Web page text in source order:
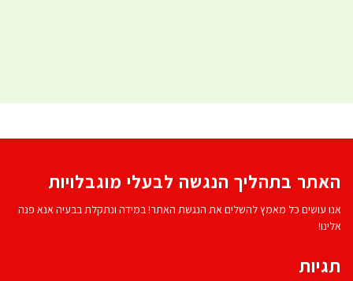
האתר בתהליך הנגשה לבעלי מוגבלויות
אנו עושים כל מאמץ להשלים את הנגשת האתר! במידה ונתקלת בבעיה אנא פנה
אלינו!
תגיות